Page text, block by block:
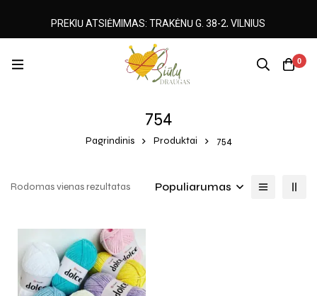
0
754
Pagrindinis Produktai 754
Rodomas vienas rezultatas Populiarumas
PREKIŲ ATSIĖMIMAS: TRAKĖNŲ G. 38-2, VILNIUS